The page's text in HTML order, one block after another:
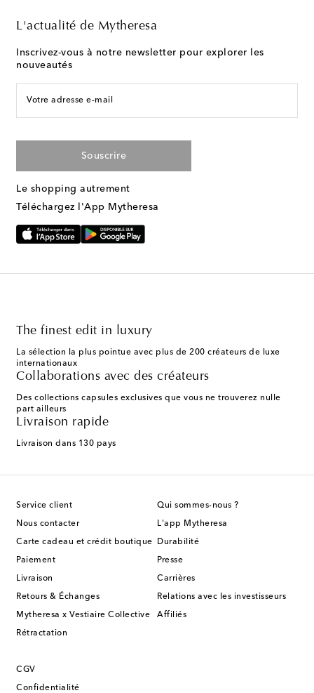
L'actualité de Mytheresa
Inscrivez-vous à notre newsletter pour explorer les
nouveautés
Votre adresse e-mail
Souscrire
Le shopping autrement
Téléchargez l'App Mytheresa
The finest edit in luxury
La sélection la plus pointue avec plus de 200 créateurs de luxe
internationaux
Collaborations avec des créateurs
Des collections capsules exclusives que vous ne trouverez nulle
part ailleurs
Livraison rapide
Livraison dans 130 pays
Service client
Nous contacter
Carte cadeau et crédit boutique
Paiement
Livraison
Retours & Échanges
Mytheresa x Vestiaire Collective
Rétractation
Qui sommes-nous ?
L'app Mytheresa
Durabilité
Presse
Carrières
Relations avec les investisseurs
Affiliés
CGV
Confidentialité